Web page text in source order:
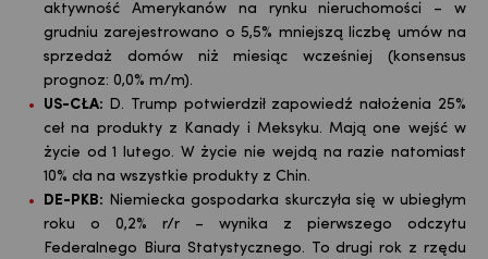
aktywność Amerykanów na rynku nieruchomości – w
grudniu zarejestrowano o 5,5% mniejszą liczbę umów na
sprzedaż domów niż miesiąc wcześniej (konsensus
prognoz: 0,0% m/m).
US-CŁA: D. Trump potwierdził zapowiedź nałożenia 25%
ceł na produkty z Kanady i Meksyku. Mają one wejść w
życie od 1 lutego. W życie nie wejdą na razie natomiast
10% cła na wszystkie produkty z Chin.
DE-PKB: Niemiecka gospodarka skurczyła się w ubiegłym
roku o 0,2% r/r – wynika z pierwszego odczytu
Federalnego Biura Statystycznego. To drugi rok z rzędu